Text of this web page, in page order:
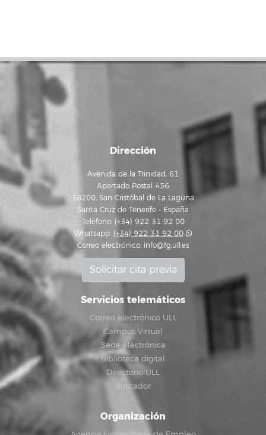
Dirección
Avenida de la Trinidad, 61
Apartado Postal 456
38200, San Cristóbal de La Laguna
Santa Cruz de Tenerife - España
Teléfono: (+34) 922 31 92 00
Whatsapp: (+34) 922 31 92 00
Correo electrónico: info@fg.ull.es
Solicitar cita previa
Servicios telemáticos
Correo electrónico ULL
Campus Virtual
Sede electrónica
Biblioteca digital
Directorio ULL
Buscador
Organización